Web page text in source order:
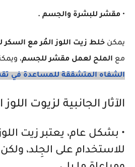
• مقشر للبشرة والجسم .
يمكن خلط زيت اللوز المُر مع
مع الملح لعمل مقشر للجسم،
الشفاه المتشققة للمساعدة في
الآثار الجانبية لزيوت
• بشكل عام، يعتبر زيت اللوز
للاستخدام على الجِلد،